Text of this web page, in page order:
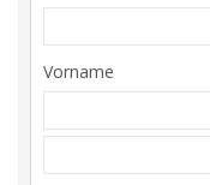
Vorname